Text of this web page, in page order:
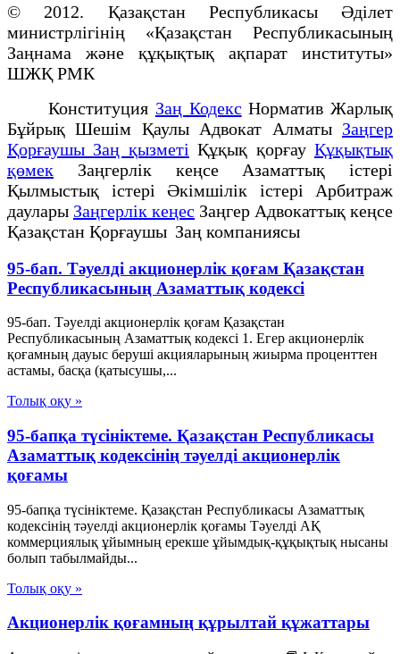
© 2012. Қазақстан Республикасы Әділет
министрлігінің «Қазақстан Республикасының
Заңнама және құқықтық ақпарат институты»
ШЖҚ РМК
Конституция Заң Кодекс Норматив Жарлық
Бұйрық Шешім Қаулы Адвокат Алматы Заңгер
Қорғаушы Заң қызметі Құқық қорғауҚұқықтық
қөмек Заңгерлік кеңсе Азаматтық істері
Қылмыстық істері Әкімшілік істері Арбитраж
даулары Заңгерлік кеңес Заңгер Адвокаттық кеңсе
Қазақстан Қорғаушы Заң компаниясы
95-бап. Тәуелдi акционерлiк қоғам Қазақстан
Республикасының Азаматтық кодексi
95-бап. Тәуелдi акционерлiк қоғам Қазақстан
Республикасының Азаматтық кодексi 1. Егер акционерлiк
қоғамның дауыс берушi акцияларының жиырма проценттен
астамы, басқа (қатысушы,...
Толық оқу »
95-бапқа түсініктеме. Қазақстан Республикасы
Азаматтық кодексінің тәуелді акционерлік
қоғамы
95-бапқа түсініктеме. Қазақстан Республикасы Азаматтық
кодексінің тәуелді акционерлік қоғамы Тәуелді АҚ
коммерциялық ұйымның ерекше ұйымдық-құқықтық нысаны
болып табылмайды...
Толық оқу »
Акционерлік қоғамның құрылтай құжаттары